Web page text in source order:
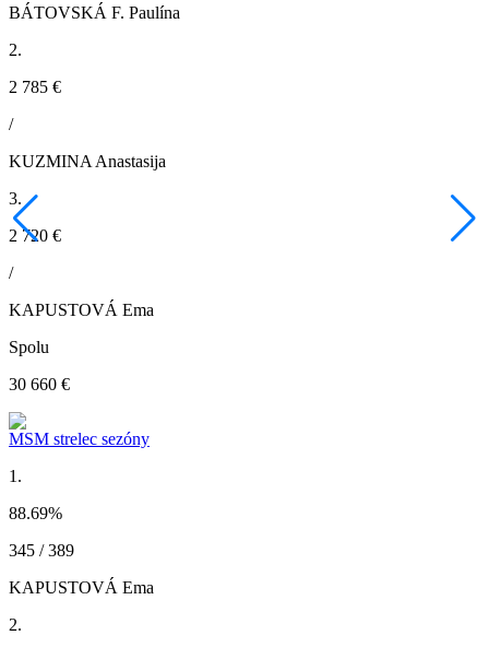
BÁTOVSKÁ F. Paulína
2.
2 785 €
/
KUZMINA Anastasija
3.
2 720 €
/
KAPUSTOVÁ Ema
Spolu
30 660 €
MSM strelec sezóny
1.
88.69%
345 / 389
KAPUSTOVÁ Ema
2.